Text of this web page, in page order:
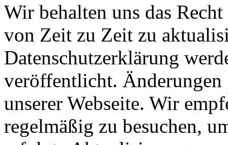
Wir behalten uns das
von Zeit zu Zeit zu
Datenschutzerklärung
veröffentlicht.
unserer Webseite. Wir
regelmäßig zu besuchen,